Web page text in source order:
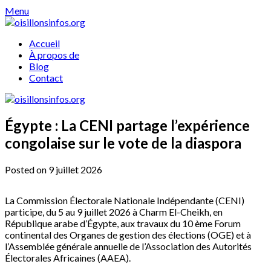
Skip
to
Menu
Accueil
À propos de
Blog
Contact
Égypte : La CENI partage l’expérience
congolaise sur le vote de la diaspora
Posted on 9 juillet 2026
La Commission Électorale Nationale Indépendante (CENI)
participe, du 5 au 9 juillet 2026 à Charm El-Cheikh, en
République arabe d’Égypte, aux travaux du 10 ème Forum
continental des Organes de gestion des élections (OGE) et à
l’Assemblée générale annuelle de l’Association des Autorités
Électorales Africaines (AAEA).